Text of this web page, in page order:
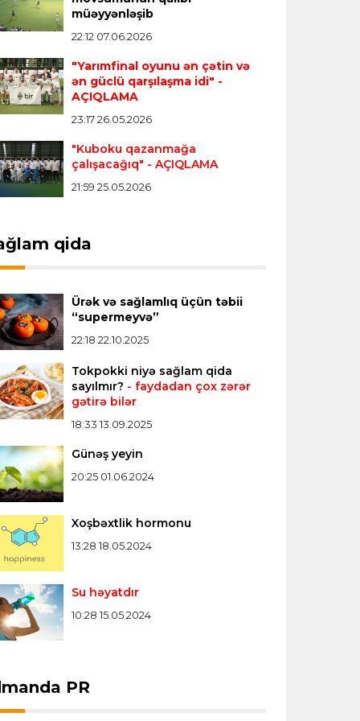
23:18 06.08.2026
tarixinin ən bahalı transferini
P.L. 23:14 06.08.2026
Pato İngiltərə klubunun
olacaq
23:08 06.08.2026
tapdı
voleybolu üzrə ölkə
finalçılar müəyyənləşdi
liqası 23:03 06.08.2026
"Dinamo"ya minimal
uduzdu
xəbərlər >>>
müəyyənləşib
22:12 07.06.2026
"Yarımfinal oyunu ən çətin və
ən güclü qarşılaşma idi" -
AÇIQLAMA
23:17 26.05.2026
"Kuboku qazanmağa
çalışacağıq" - AÇIQLAMA
21:59 25.05.2026
qida
Ürək və sağlamlıq üçün təbii
“supermeyvə”
22:18 22.10.2025
Tokpokki niyə sağlam qida
sayılmır? - faydadan çox zərər
gətirə bilər
18:33 13.09.2025
Günəş yeyin
20:25 01.06.2024
Xoşbəxtlik hormonu
13:28 18.05.2024
Su həyatdır
10:28 15.05.2024
PR